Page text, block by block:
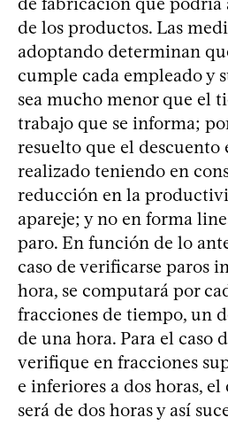
de los productos. Las
adoptando determinan
cumple cada empleado y
sea mucho menor que el
trabajo que se informa;
resuelto que el descuento
realizado teniendo en
reducción en la
apareje; y no en forma
paro. En función de lo
caso de verificarse paros
hora, se computará por
fracciones de tiempo, un
de una hora. Para el caso
verifique en fracciones
e inferiores a dos horas,
será de dos horas y así